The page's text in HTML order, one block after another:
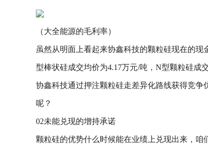
（大全能源的毛利率）
虽然从明面上看起来协鑫科技的颗粒硅现在的
型棒状硅成交均价为4.17万元/吨，N型颗粒硅成
协鑫科技通过押注颗粒硅走差异化路线获得竞
呢？
02未能兑现的增持承诺
颗粒硅的优势什么时候能在业绩上兑现出来，咱